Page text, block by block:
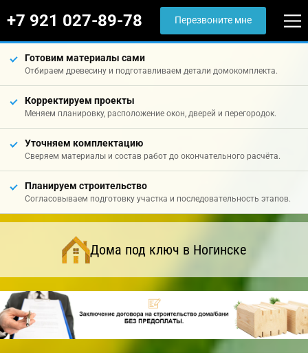
+7 921 027-89-78 Перезвоните мне
Готовим материалы сами
Отбираем древесину и подготавливаем детали домокомплекта.
Корректируем проекты
Меняем планировку, расположение окон, дверей и перегородок.
Уточняем комплектацию
Сверяем материалы и состав работ до окончательного расчёта.
Планируем строительство
Согласовываем подготовку участка и последовательность этапов.
Дома под ключ в Ногинске